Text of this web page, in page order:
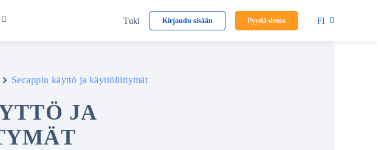
Tuki Kirjaudu sisään Pyydä demo FI
Secappin käyttö ja käyttöliittymät
JA